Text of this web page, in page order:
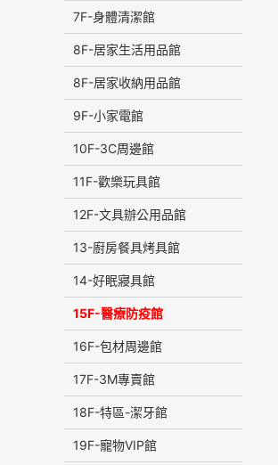
7F-身體清潔館
8F-居家生活用品館
8F-居家收納用品館
9F-小家電館
10F-3C周邊館
11F-歡樂玩具館
12F-文具辦公用品館
13-廚房餐具烤具館
14-好眠寢具館
15F-醫療防疫館
16F-包材周邊館
17F-3M專賣館
18F-特區-潔牙館
19F-寵物VIP館